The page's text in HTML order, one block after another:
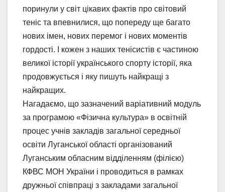
поринули у світ цікавих фактів про світовий
теніс та впевнилися, що попереду ще багато
нових імен, нових перемог і нових моментів
гордості. І кожен з наших тенісистів є частиною
великої історії українського спорту історії, яка
продовжується і яку пишуть найкращі з
найкращих.
Нагадаємо, що зазначений варіативний модуль
за програмою «Фізична культура» в освітній
процес учнів закладів загальної середньої
освіти Луганської області організований
Луганським обласним відділенням (філією)
КФВС МОН України і проводиться в рамках
дружньої співпраці з закладами загальної